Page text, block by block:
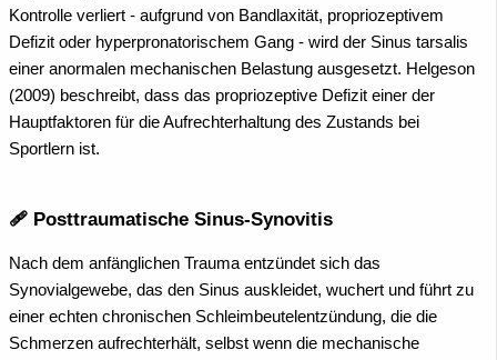
Kontrolle verliert - aufgrund von Bandlaxität, propriozeptivem
Defizit oder hyperpronatorischem Gang - wird der Sinus tarsalis
einer anormalen mechanischen Belastung ausgesetzt. Helgeson
(2009) beschreibt, dass das propriozeptive Defizit einer der
Hauptfaktoren für die Aufrechterhaltung des Zustands bei
Sportlern ist.
🩹 Posttraumatische Sinus-Synovitis
Nach dem anfänglichen Trauma entzündet sich das
Synovialgewebe, das den Sinus auskleidet, wuchert und führt zu
einer echten chronischen Schleimbeutelentzündung, die die
Schmerzen aufrechterhält, selbst wenn die mechanische